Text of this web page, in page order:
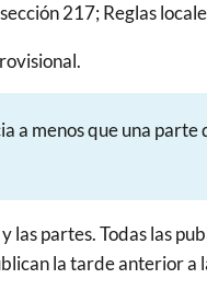
217; Reglas
a menos que una
partes. Todas las
la tarde anterior